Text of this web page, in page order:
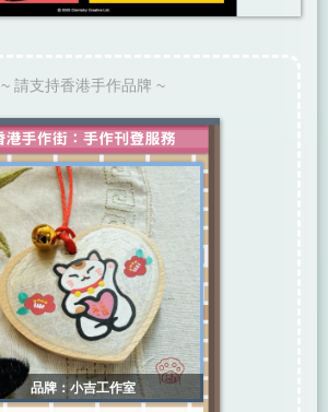
~ 請支持香港手作品牌 ~
品牌：小吉工作室